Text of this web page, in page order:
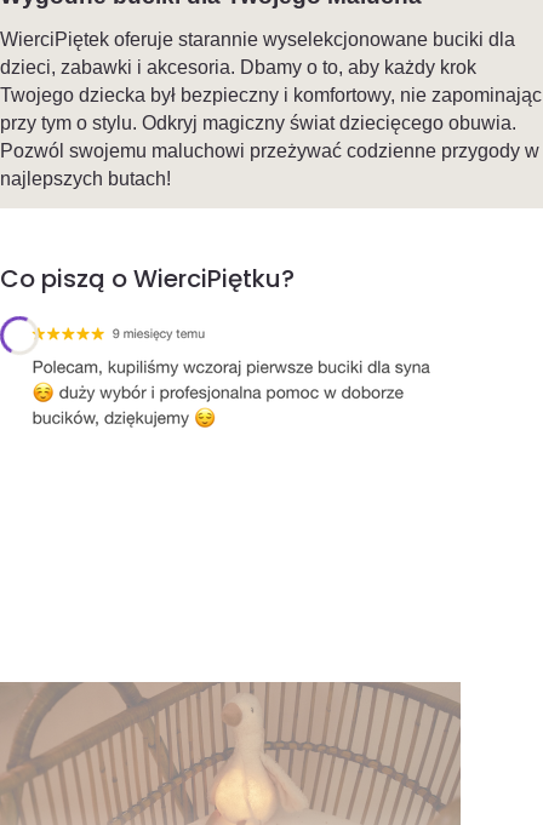
WierciPiętek oferuje starannie wyselekcjonowane buciki dla
dzieci, zabawki i akcesoria. Dbamy o to, aby każdy krok
Twojego dziecka był bezpieczny i komfortowy, nie zapominając
przy tym o stylu. Odkryj magiczny świat dziecięcego obuwia.
Pozwól swojemu maluchowi przeżywać codzienne przygody w
najlepszych butach!
Co piszą o WierciPiętku?